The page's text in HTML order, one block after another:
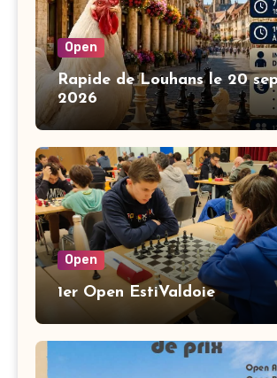
Open
Rapide de Louhans le 20
2026
Open
1er Open EstiValdoie